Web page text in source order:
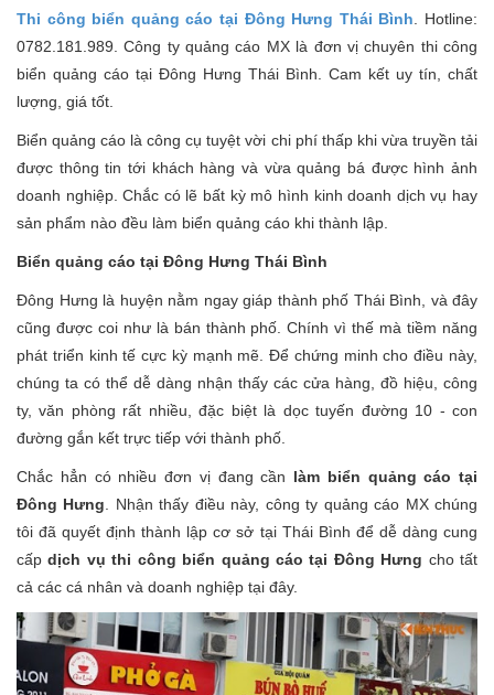
Thi công biển quảng cáo tại Đông Hưng Thái Bình . Hotline:
0782.181.989. Công ty quảng cáo MX là đơn vị chuyên thi công
biển quảng cáo tại Đông Hưng Thái Bình. Cam kết uy tín, chất
lượng, giá tốt.
Biển quảng cáo là công cụ tuyệt vời chi phí thấp khi vừa truyền tải
được thông tin tới khách hàng và vừa quảng bá được hình ảnh
doanh nghiệp. Chắc có lẽ bất kỳ mô hình kinh doanh dịch vụ hay
sản phẩm nào đều làm biển quảng cáo khi thành lập.
Biển quảng cáo tại Đông Hưng Thái Bình
Đông Hưng là huyện nằm ngay giáp thành phố Thái Bình, và đây
cũng được coi như là bán thành phố. Chính vì thế mà tiềm năng
phát triển kinh tế cực kỳ mạnh mẽ. Để chứng minh cho điều này,
chúng ta có thể dễ dàng nhận thấy các cửa hàng, đồ hiệu, công
ty, văn phòng rất nhiều, đặc biệt là dọc tuyến đường 10 - con
đường gắn kết trực tiếp với thành phố.
Chắc hẳn có nhiều đơn vị đang cần làm biển quảng cáo tại
Đông Hưng . Nhận thấy điều này, công ty quảng cáo MX chúng
tôi đã quyết định thành lập cơ sở tại Thái Bình để dễ dàng cung
cấpdịch vụ thi công biển quảng cáo tại Đông Hưng cho tất
cả các cá nhân và doanh nghiệp tại đây.